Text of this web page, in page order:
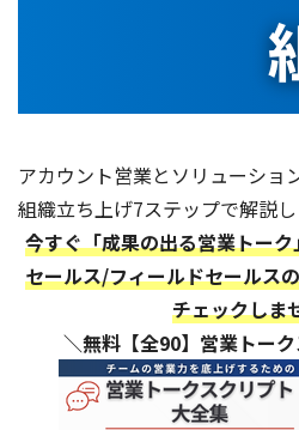
アカウント営業とソリューショ
組織立ち上げ7ステップで解説し
今すぐ「成果の出る営業トー
セールス/フィールドセールス
チェックしま
＼無料【全90】営業トー